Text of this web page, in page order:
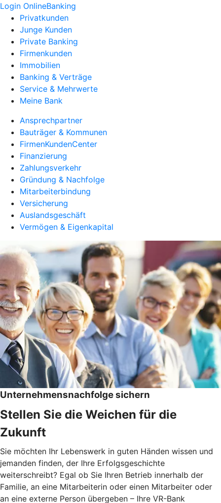
Login OnlineBanking
Privatkunden
Junge Kunden
Private Banking
Firmenkunden
Immobilien
Banking & Verträge
Service & Mehrwerte
Meine Bank
Ansprechpartner
Bauträger & Kommunen
FirmenKundenCenter
Finanzierung
Zahlungsverkehr
Gründung & Nachfolge
Mitarbeiterbindung
Versicherung
Auslandsgeschäft
Vermögen & Eigenkapital
Unternehmensnachfolge sichern
Stellen Sie die Weichen für die
Zukunft
Sie möchten Ihr Lebenswerk in guten Händen wissen und
jemanden finden, der Ihre Erfolgsgeschichte
weiterschreibt? Egal ob Sie Ihren Betrieb innerhalb der
Familie, an eine Mitarbeiterin oder einen Mitarbeiter oder
an eine externe Person übergeben – Ihre VR-Bank